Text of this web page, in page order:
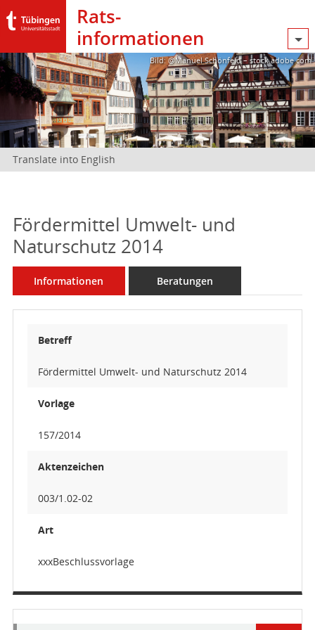
Rats­
informationen
Bild: @Manuel Schönfeld – stock.adobe.com
Translate into English
Fördermittel Umwelt- und
Naturschutz 2014
Informationen Beratungen
Betreff
Fördermittel Umwelt- und Naturschutz 2014
Vorlage
157/2014
Aktenzeichen
003/1.02-02
Art
xxxBeschlussvorlage